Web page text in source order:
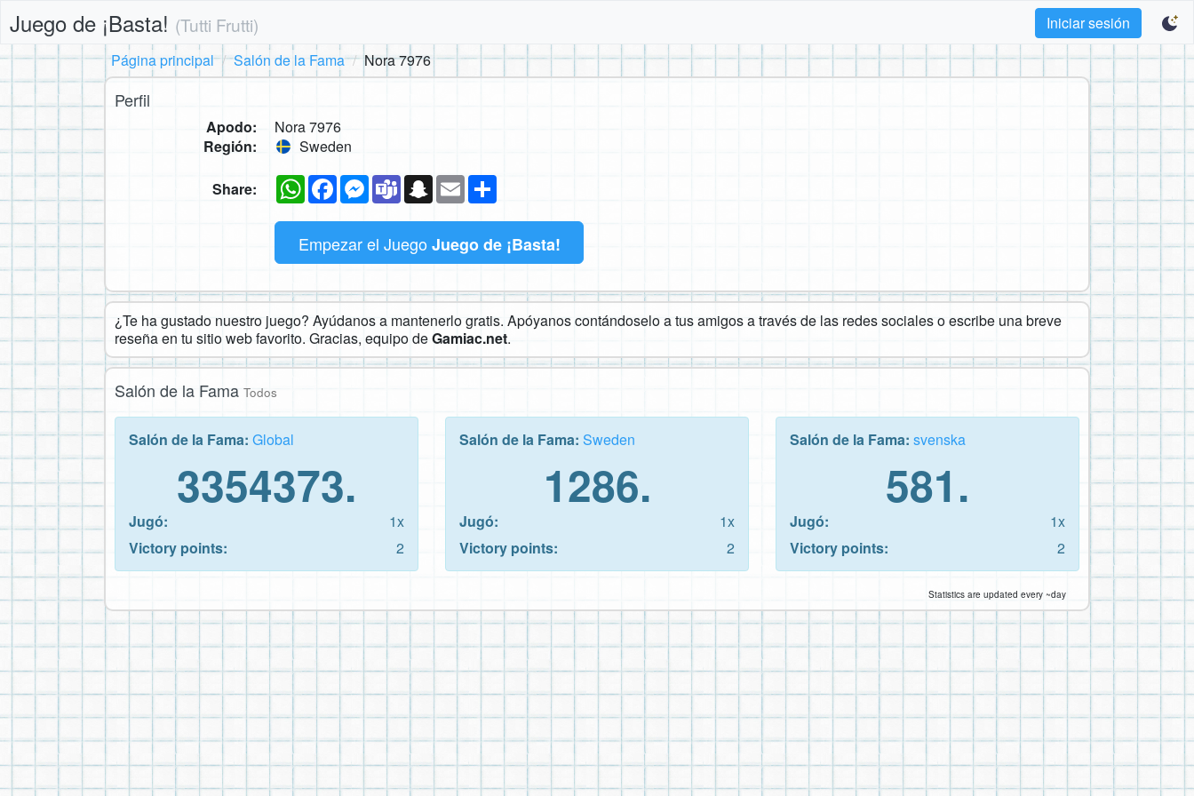
Juego de ¡Basta! (Tutti Frutti)
Iniciar sesión
Página principal
Salón de la Fama Nora 7976
Perfil
Apodo:
Nora 7976
Región:
Sweden
Share: WhatsAppFacebookMessenger
TeamsSnapchat
Email
Empezar el Juego Juego de ¡Basta!
¿Te ha gustado nuestro juego? Ayúdanos a mantenerlo gratis. Apóyanos contándoselo a tus amigos a través de las redes sociales o escribe una breve
reseña en tu sitio web favorito. Gracias, equipo deGamiac.net.
Salón de la Fama Todos
Salón de la Fama: Global
3354373.
Jugó:
1x
Victory points:
2
Salón de la Fama: Sweden
1286.
Jugó:
1x
Victory points:
2
Salón de la Fama: svenska
581.
Jugó:
1x
Victory points:
2
Statistics are updated every ~day